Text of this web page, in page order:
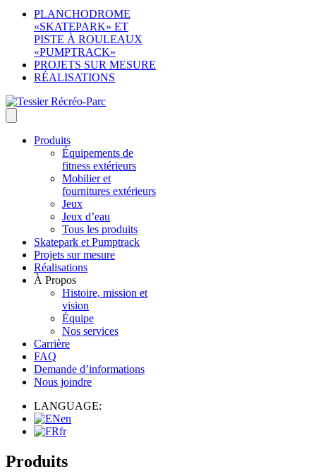
PLANCHODROME
«SKATEPARK» ET
PISTE À ROULEAUX
«PUMPTRACK»
PROJETS SUR MESURE
RÉALISATIONS
Produits
Équipements de
fitness extérieurs
Mobilier et
fournitures extérieurs
Jeux
Jeux d’eau
Tous les produits
Skatepark et Pumptrack
Projets sur mesure
Réalisations
À Propos
Histoire, mission et
vision
Équipe
Nos services
Carrière
FAQ
Demande d’informations
Nous joindre
LANGUAGE:
en
fr
Produits